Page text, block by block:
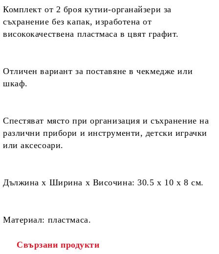
Комплект от 2 броя кутии-органайзери за
съхранение без капак, изработена от
висококачествена пластмаса в цвят графит.
Отличен вариант за поставяне в чекмедже или
шкаф.
Спестяват място при организация и съхранение на
различни прибори и инструменти, детски играчки
или аксесоари.
Дължина х Ширина х Височина:30.5 x 10 х 8 см.
Материал: пластмаса.
Свързани продукти